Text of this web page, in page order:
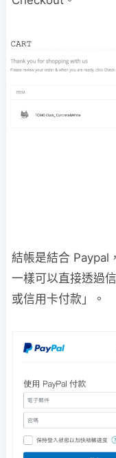
結帳是結合 Paypal
一樣可以直接透過
或信用卡付款」。